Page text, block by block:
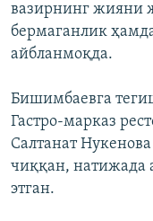
вазирнинг жияни
бермаганлик
айбланмоқда.
Бишимбаевга
Гастро-марказ
Салтанат
чиққан, натижада
этган.